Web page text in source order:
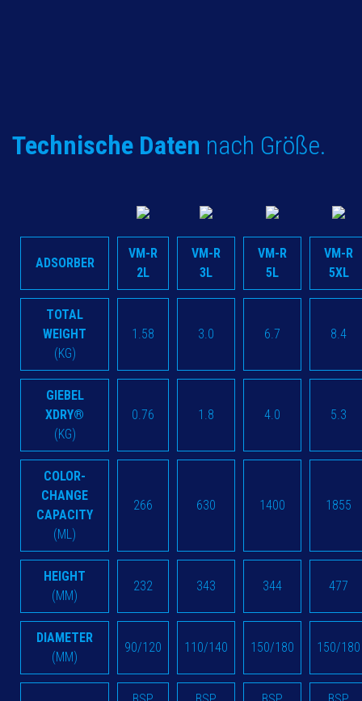
Technische Daten nach Größe.
ADSORBER
VM-R
2L
VM-R
3L
VM-R
5L
VM-R
5XL
TOTAL
WEIGHT
(KG)
1.58 3.0 6.7 8.4
GIEBEL
XDRY®
(KG)
0.76 1.8 4.0 5.3
COLOR-
CHANGE
CAPACITY
(ML)
266 630 1400 1855
HEIGHT
(MM)
232 343 344 477
DIAMETER
(MM)
90/120 110/140 150/180 150/180